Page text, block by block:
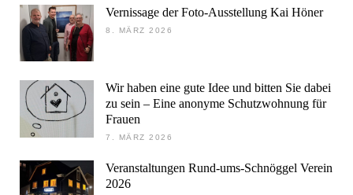
Vernissage der Foto-Ausstellung Kai Höner
8. MÄRZ 2026
Wir haben eine gute Idee und bitten Sie dabei
zu sein – Eine anonyme Schutzwohnung für
Frauen
7. MÄRZ 2026
Veranstaltungen Rund-ums-Schnöggel Verein
2026